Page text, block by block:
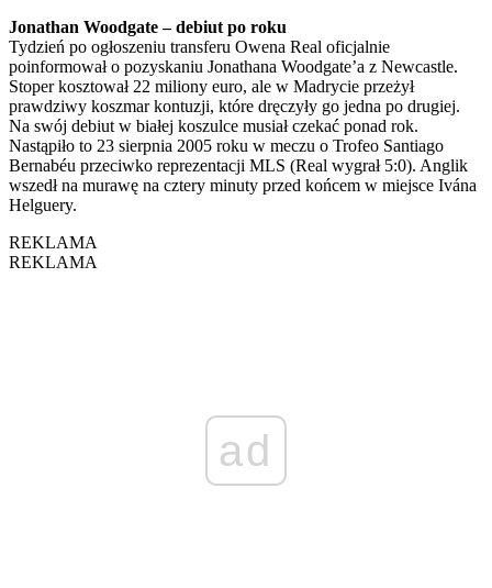
Jonathan Woodgate – debiut po roku
Tydzień po ogłoszeniu transferu Owena Real oficjalnie
poinformował o pozyskaniu Jonathana Woodgate’a z Newcastle.
Stoper kosztował 22 miliony euro, ale w Madrycie przeżył
prawdziwy koszmar kontuzji, które dręczyły go jedna po drugiej.
Na swój debiut w białej koszulce musiał czekać ponad rok.
Nastąpiło to 23 sierpnia 2005 roku w meczu o Trofeo Santiago
Bernabéu przeciwko reprezentacji MLS (Real wygrał 5:0). Anglik
wszedł na murawę na cztery minuty przed końcem w miejsce Ivána
Helguery.
REKLAMA
REKLAMA
ad